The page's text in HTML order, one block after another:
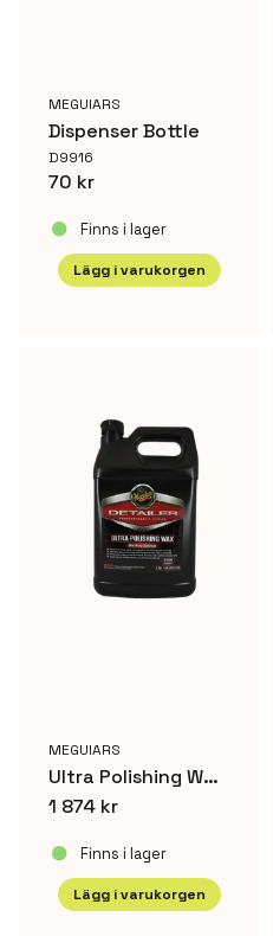
MEGUIARS
Dispenser Bottle
D9916
70 kr
Finns i lager
Lägg i varukorgen
MEGUIARS
Ultra Polishing Wax 3,8L
1 874 kr
Finns i lager
Lägg i varukorgen